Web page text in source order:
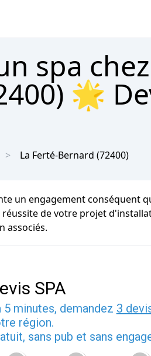
spa
🌟
La Ferté-Bernard (72400)
un engagement conséquent
de votre projet
associés.
SPA
5 minutes, demandez 3
région.
sans pub et sans